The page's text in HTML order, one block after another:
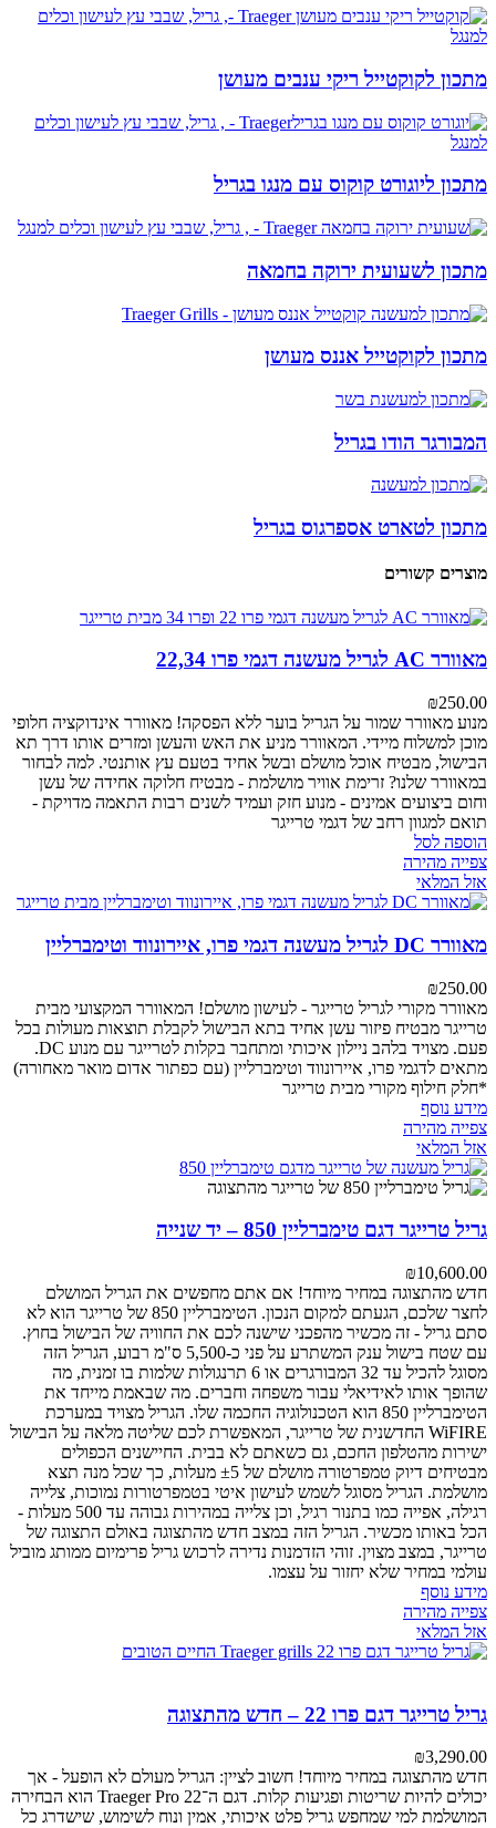
מתכון לקוקטייל ריקי ענבים מעושן
מתכון ליוגורט קוקוס עם מנגו בגריל
מתכון לשעועית ירוקה בחמאה
מתכון לקוקטייל אננס מעושן
המבורגר הודו בגריל
מתכון לטארט אספרגוס בגריל
מוצרים קשורים
מאוורר AC לגריל מעשנה דגמי פרו 22,34
₪250.00
מנוע מאוורר שמור על הגריל בוער ללא הפסקה! מאוורר אינדוקציה חלופי
מוכן למשלוח מיידי. המאוורר מניע את האש והעשן ומזרים אותו דרך תא
הבישול, מבטיח אוכל מושלם ובשל אחיד בטעם עץ אותנטי. למה לבחור
במאוורר שלנו? זרימת אוויר מושלמת - מבטיח חלוקה אחידה של עשן
וחום ביצועים אמינים - מנוע חזק ועמיד לשנים רבות התאמה מדויקת -
תואם למגוון רחב של דגמי טרייגר
הוספה לסל
צפייה מהירה
אזל המלאי
מאוורר DC לגריל מעשנה דגמי פרו, איירונווד וטימברליין
₪250.00
מאוורר מקורי לגריל טרייגר - לעישון מושלם! המאוורר המקצועי מבית
טרייגר מבטיח פיזור עשן אחיד בתא הבישול לקבלת תוצאות מעולות בכל
פעם. מצויד בלהב ניילון איכותי ומתחבר בקלות לטרייגר עם מנוע DC.
מתאים לדגמי פרו, איירונווד וטימברליין (עם כפתור אדום מואר מאחורה)
*חלק חילוף מקורי מבית טרייגר
מידע נוסף
צפייה מהירה
אזל המלאי
גריל טרייגר דגם טימברליין 850 – יד שנייה
₪10,600.00
חדש מהתצוגה במחיר מיוחד! אם אתם מחפשים את הגריל המושלם
לחצר שלכם, הגעתם למקום הנכון. הטימברליין 850 של טרייגר הוא לא
סתם גריל - זה מכשיר מהפכני שישנה לכם את החוויה של הבישול בחוץ.
עם שטח בישול ענק המשתרע על פני כ-5,500 ס"מ רבוע, הגריל הזה
מסוגל להכיל עד 32 המבורגרים או 6 תרנגולות שלמות בו זמנית, מה
שהופך אותו לאידיאלי עבור משפחה וחברים. מה שבאמת מייחד את
הטימברליין 850 הוא הטכנולוגיה החכמה שלו. הגריל מצויד במערכת
WiFIRE החדשנית של טרייגר, המאפשרת לכם שליטה מלאה על הבישול
ישירות מהטלפון החכם, גם כשאתם לא בבית. החיישנים הכפולים
מבטיחים דיוק טמפרטורה מושלם של ±5 מעלות, כך שכל מנה תצא
מושלמת. הגריל מסוגל לשמש לעישון איטי בטמפרטורות נמוכות, צלייה
רגילה, אפייה כמו בתנור רגיל, וכן צלייה במהירות גבוהה עד 500 מעלות -
הכל באותו מכשיר. הגריל הזה במצב חדש מהתצוגה באולם התצוגה של
טרייגר, במצב מצוין. זוהי הזדמנות נדירה לרכוש גריל פרימיום ממותג מוביל
עולמי במחיר שלא יחזור על עצמו.
מידע נוסף
צפייה מהירה
אזל המלאי
גריל טרייגר דגם פרו 22 – חדש מהתצוגה
₪3,290.00
חדש מהתצוגה במחיר מיוחד! חשוב לציין: הגריל מעולם לא הופעל - אך
יכולים להיות שריטות ופגיעות קלות.
דגם ה־Traeger Pro 22 הוא הבחירה
המושלמת למי שמחפש גריל פלט איכותי, אמין ונוח לשימוש, שישדרג כל